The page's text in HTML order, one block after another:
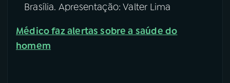
YouTube Facebook
Instagram X
Brasília. Apresentação: Valter Lima
Médico faz alertas sobre a saúde do
homem